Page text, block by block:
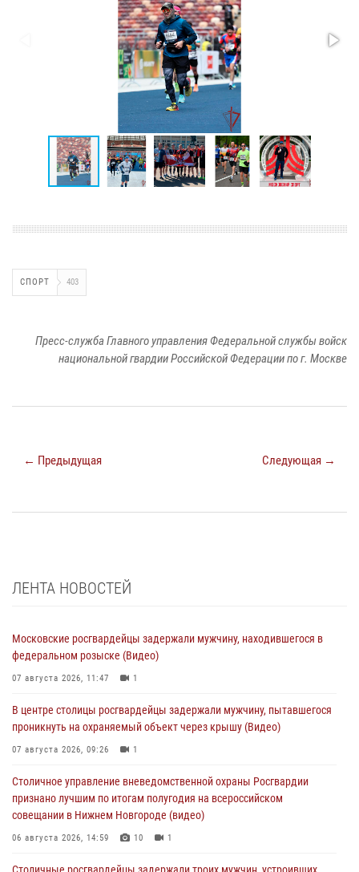
СПОРТ 403
Пресс-служба Главного управления Федеральной службы войск
национальной гвардии Российской Федерации по г. Москве
← Предыдущая Следующая →
ЛЕНТА НОВОСТЕЙ
Московские росгвардейцы задержали мужчину, находившегося в
федеральном розыске (Видео)
07 августа 2026, 11:47 1
В центре столицы росгвардейцы задержали мужчину, пытавшегося
проникнуть на охраняемый объект через крышу (Видео)
07 августа 2026, 09:26 1
Столичное управление вневедомственной охраны Росгвардии
признано лучшим по итогам полугодия на всероссийском
совещании в Нижнем Новгороде (видео)
06 августа 2026, 14:59 10 1